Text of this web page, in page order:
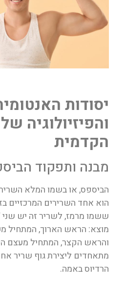
יסודות
והפיזיולוגיה
הקדמית
מבנה ותפקוד
הביספס, או בשמו המלא
הוא אחד השרירים המרכזיים
ששמו מרמז, לשריר זה יש שני
מוצא: הראש הארוך, המתחיל
והראש הקצר, המתחיל מעצם
מתאחדים ליצירת גוף שריר
הרדיוס באמה.